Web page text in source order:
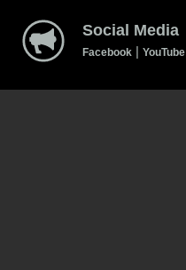
Social Media
Facebook | YouTube